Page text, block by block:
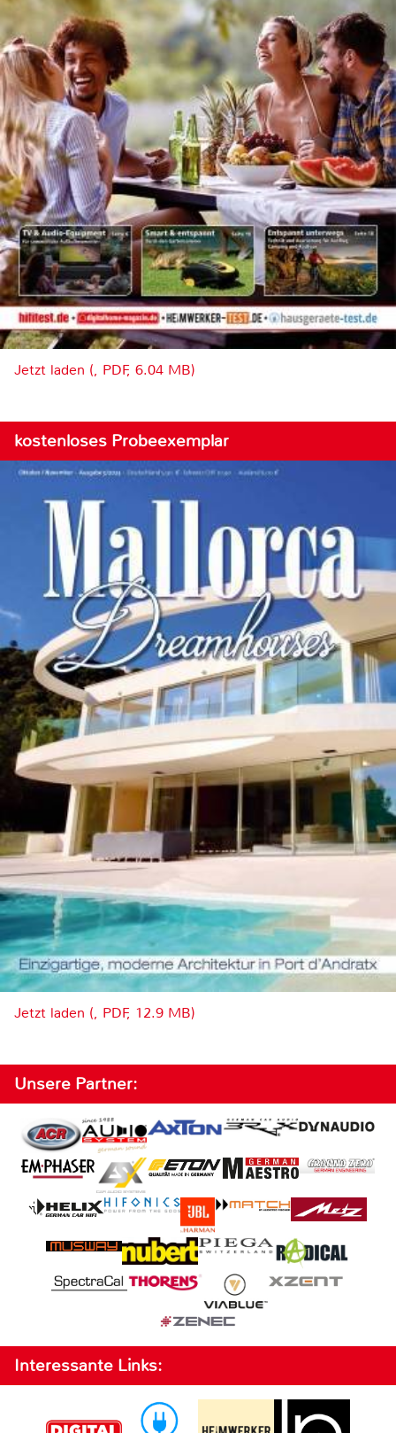
Jetzt laden (, PDF, 6.04 MB)
kostenloses Probeexemplar
Jetzt laden (, PDF, 12.9 MB)
Unsere Partner:
Interessante Links: